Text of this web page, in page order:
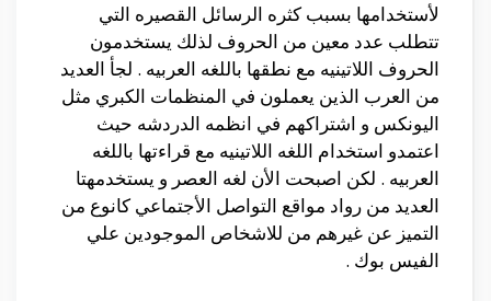
لأستخدامها بسبب كثره الرسائل القصيره التي
تتطلب عدد معين من الحروف لذلك يستخدمون
الحروف اللاتينيه مع نطقها باللغه العربيه . لجأ العديد
من العرب الذين يعملون في المنظمات الكبري مثل
اليونكس و اشتراكهم في انظمه الدردشه حيث
اعتمدو استخدام اللغه اللاتينيه مع قراءتها باللغه
العربيه . لكن اصبحت الأن لغه العصر و يستخدمهتا
العديد من رواد مواقع التواصل الأجتماعي كانوع من
التميز عن غيرهم من للاشخاص الموجودين علي
الفيس بوك .